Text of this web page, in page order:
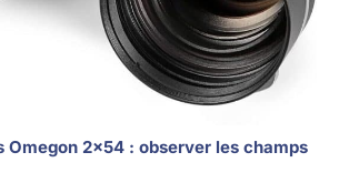
Omegon 2×54 : observer les champs